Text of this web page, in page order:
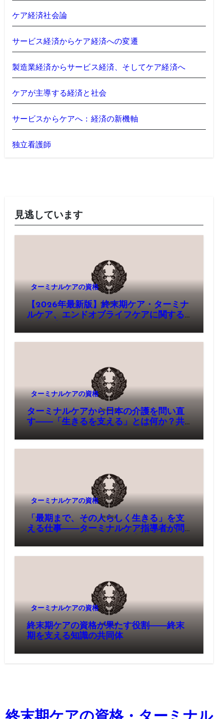
ケア経済社会論
サービス経済からケア経済への変遷
製造業経済からサービス経済、そしてケア経済へ
ケアが主導する経済と社会
サービスからケアへ：経済の新機軸
独立看護師
見逃しています
ターミナルケアの資格
【2026年最新版】終末期ケア・ターミナ
ルケア、エンドオブライフケアに関する
ターミナルケアの資格
ターミナルケアから日本の介護を問い直
す――「生きるを支える」とは何か？共
ターミナルケアの資格
「最期まで、その人らしく生きる」を支
える仕事――ターミナルケア指導者が問
ターミナルケアの資格
終末期ケアの資格が果たす役割――終末
期を支える知識の共同体